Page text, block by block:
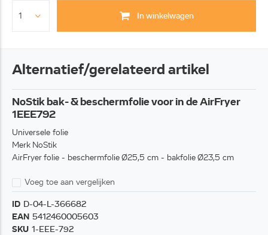
In winkelwagen
Alternatief/gerelateerd artikel
NoStik bak- & beschermfolie voor in de AirFryer
1EEE792
Universele folie
Merk NoStik
AirFryer folie - beschermfolie Ø25,5 cm - bakfolie Ø23,5 cm
Voeg toe aan vergelijken
ID D-04-L-366682
EAN 5412460005603
SKU 1-EEE-792